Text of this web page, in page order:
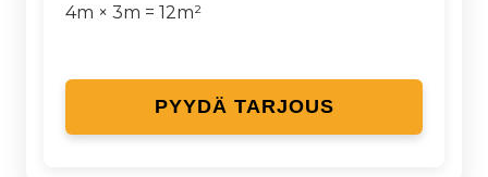
4m × 3m = 12m²
PYYDÄ TARJOUS